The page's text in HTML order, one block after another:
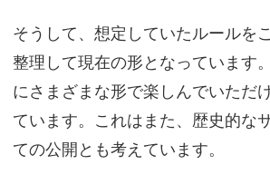
そうして、想定していたルールを
整理して現在の形となっています
にさまざまな形で楽しんでいただ
ています。これはまた、歴史的な
ての公開とも考えています。